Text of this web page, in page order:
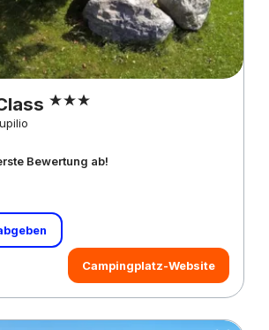
Bewertung ab!
Campingplatz-Website